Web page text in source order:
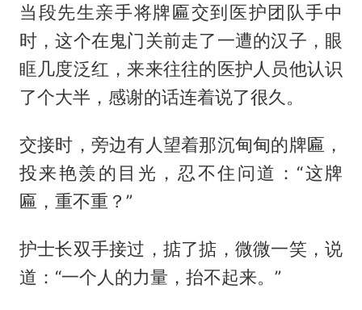
当段先生亲手将牌匾交到医护团队手中
时，这个在鬼门关前走了一遭的汉子，眼
眶几度泛红，来来往往的医护人员他认识
了个大半，感谢的话连着说了很久。
交接时，旁边有人望着那沉甸甸的牌匾，
投来艳羡的目光，忍不住问道：“这牌
匾，重不重？”
护士长双手接过，掂了掂，微微一笑，说
道：“一个人的力量，抬不起来。”